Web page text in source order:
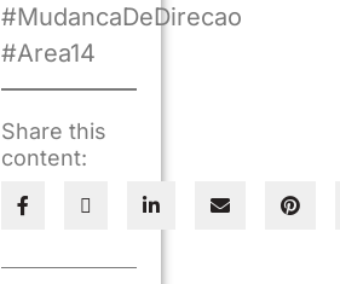
#MudancaDeDirecao
#Area14
Share this
content: